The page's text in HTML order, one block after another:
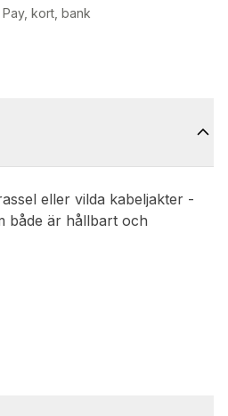
kort, bank
eller vilda kabeljakter -
både är hållbart och